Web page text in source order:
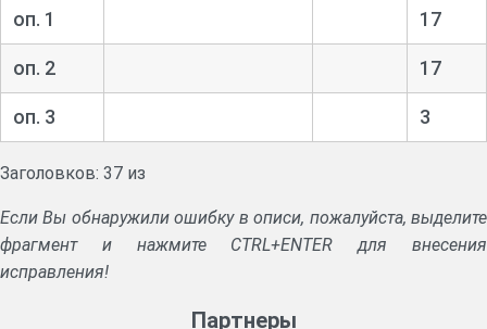
оп. 1 17
оп. 2 17
оп. 3 3
Заголовков: 37 из
Если Вы обнаружили ошибку в описи, пожалуйста, выделите
фрагмент и нажмите CTRL+ENTER для внесения
исправления!
Партнеры